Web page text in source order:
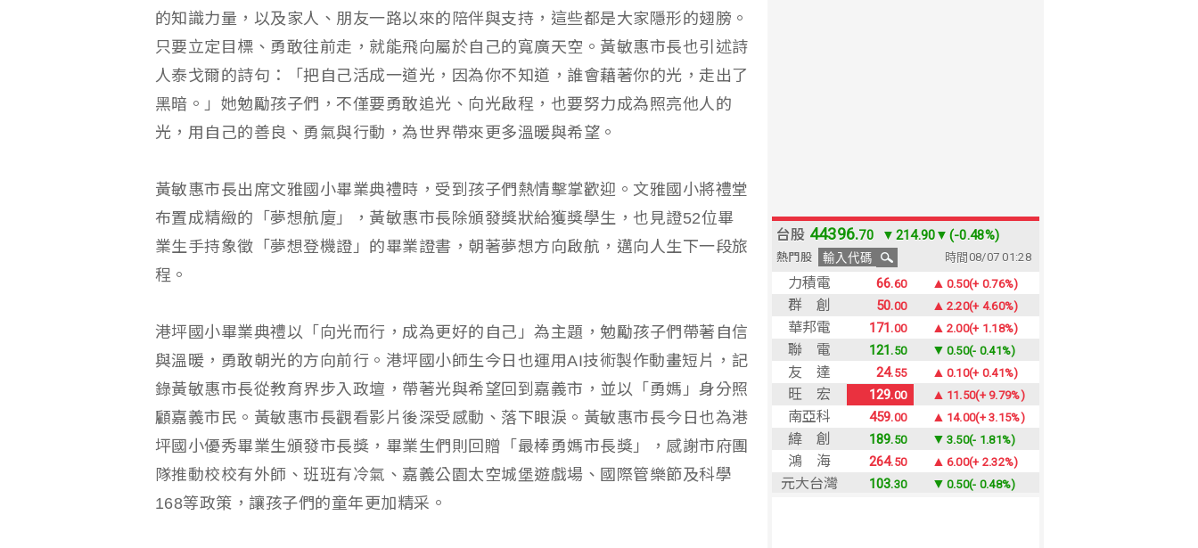
的知識力量，以及家人、朋友一路以來的陪伴與支持，這些都是大家隱形的翅膀。
只要立定目標、勇敢往前走，就能飛向屬於自己的寬廣天空。黃敏惠市長也引述詩
人泰戈爾的詩句：「把自己活成一道光，因為你不知道，誰會藉著你的光，走出了
黑暗。」她勉勵孩子們，不僅要勇敢追光、向光啟程，也要努力成為照亮他人的
光，用自己的善良、勇氣與行動，為世界帶來更多溫暖與希望。
黃敏惠市長出席文雅國小畢業典禮時，受到孩子們熱情擊掌歡迎。文雅國小將禮堂
布置成精緻的「夢想航廈」，黃敏惠市長除頒發獎狀給獲獎學生，也見證52位畢
業生手持象徵「夢想登機證」的畢業證書，朝著夢想方向啟航，邁向人生下一段旅
程。
港坪國小畢業典禮以「向光而行，成為更好的自己」為主題，勉勵孩子們帶著自信
與溫暖，勇敢朝光的方向前行。港坪國小師生今日也運用AI技術製作動畫短片，記
錄黃敏惠市長從教育界步入政壇，帶著光與希望回到嘉義市，並以「勇媽」身分照
顧嘉義市民。黃敏惠市長觀看影片後深受感動、落下眼淚。黃敏惠市長今日也為港
坪國小優秀畢業生頒發市長獎，畢業生們則回贈「最棒勇媽市長獎」，感謝市府團
隊推動校校有外師、班班有冷氣、嘉義公園太空城堡遊戲場、國際管樂節及科學
168等政策，讓孩子們的童年更加精采。